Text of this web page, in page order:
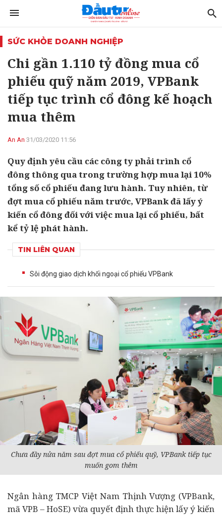
SỨC KHỎE DOANH NGHIỆP
Chi gần 1.110 tỷ đồng mua cổ
phiếu quỹ năm 2019, VPBank
tiếp tục trình cổ đông kế hoạch
mua thêm
An An 31/03/2020 11:56
Quy định yêu cầu các công ty phải trình cổ
đông thông qua trong trường hợp mua lại 10%
tổng số cổ phiếu đang lưu hành. Tuy nhiên, từ
đợt mua cổ phiếu năm trước, VPBank đã lấy ý
kiến cổ đông đối với việc mua lại cổ phiếu, bất
kể tỷ lệ phát hành.
TIN LIÊN QUAN
Sôi động giao dịch khối ngoại cổ phiếu VPBank
Chưa đầy nửa năm sau đợt mua cổ phiếu quỹ, VPBank tiếp tục
muốn gom thêm
Ngân hàngTMCP Việt Nam Thịnh Vượng (VPBank,
mã VPB – HoSE) vừa quyết định thực hiện lấy ý kiến